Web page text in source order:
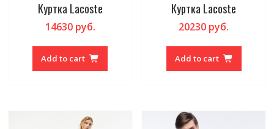
Куртка Lacoste
14630руб.
Add to cart
Куртка Lacoste
20230 руб.
Add to cart